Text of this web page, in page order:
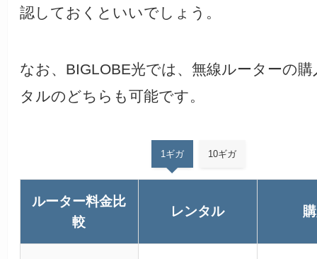
認しておくといいでしょう。
なお、BIGLOBE光では、無線ルーターの
タルのどちらも可能です。
1ギガ 10ギガ
ルーター料金比
較
レンタル